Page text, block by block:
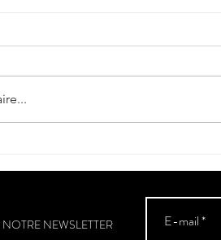
NEWSLETTER